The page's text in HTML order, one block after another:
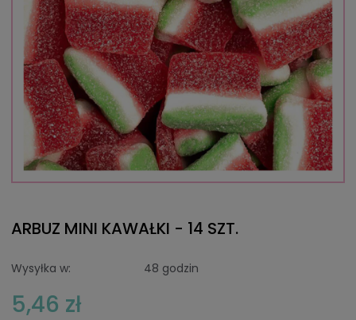
ARBUZ MINI KAWAŁKI - 14 SZT.
Wysyłka w: 48 godzin
5,46 zł